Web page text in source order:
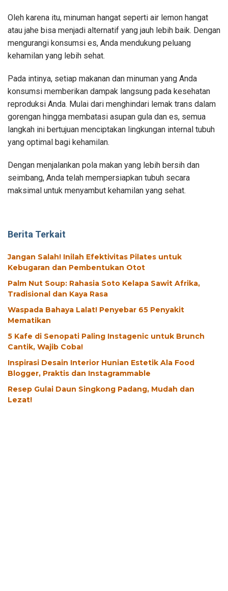
Oleh karena itu, minuman hangat seperti air lemon hangat
atau jahe bisa menjadi alternatif yang jauh lebih baik. Dengan
mengurangi konsumsi es, Anda mendukung peluang
kehamilan yang lebih sehat.
Pada intinya, setiap makanan dan minuman yang Anda
konsumsi memberikan dampak langsung pada kesehatan
reproduksi Anda. Mulai dari menghindari lemak trans dalam
gorengan hingga membatasi asupan gula dan es, semua
langkah ini bertujuan menciptakan lingkungan internal tubuh
yang optimal bagi kehamilan.
Dengan menjalankan pola makan yang lebih bersih dan
seimbang, Anda telah mempersiapkan tubuh secara
maksimal untuk menyambut kehamilan yang sehat.
Berita Terkait
Jangan Salah! Inilah Efektivitas Pilates untuk
Kebugaran dan Pembentukan Otot
Palm Nut Soup: Rahasia Soto Kelapa Sawit Afrika,
Tradisional dan Kaya Rasa
Waspada Bahaya Lalat! Penyebar 65 Penyakit
Mematikan
5 Kafe di Senopati Paling Instagenic untuk Brunch
Cantik, Wajib Coba!
Inspirasi Desain Interior Hunian Estetik Ala Food
Blogger, Praktis dan Instagrammable
Resep Gulai Daun Singkong Padang, Mudah dan
Lezat!